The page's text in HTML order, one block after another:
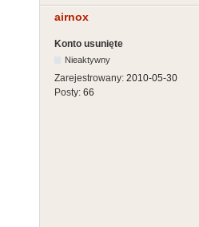
airnox
Konto usunięte
Nieaktywny
Zarejestrowany: 2010-05-30
Posty: 66